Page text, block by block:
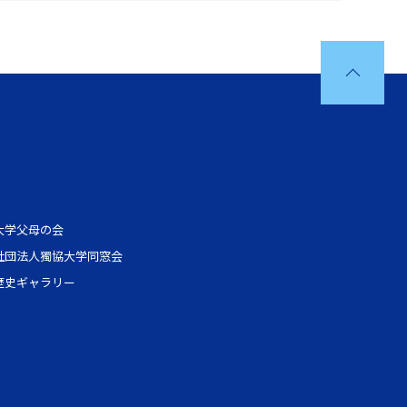
学父母の会
団法人獨協大学同窓会
史ギャラリー